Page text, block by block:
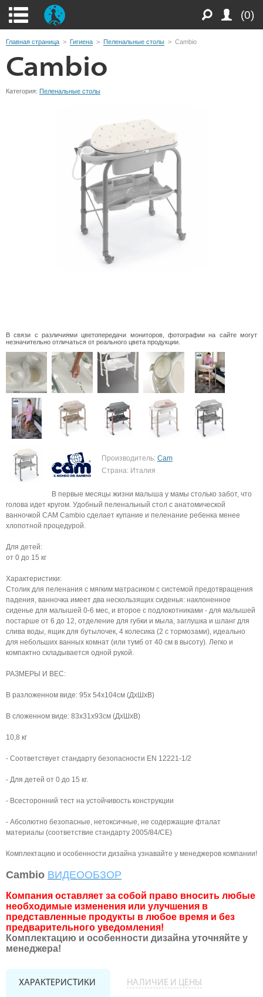
(0)
Главная страница > Гигиена > Пеленальные столы > Cambio
Cambio
Категория: Пеленальные столы
В связи с различиями цветопередачи мониторов, фотографии на сайте могут
незначительно отличаться от реального цвета продукции.
Производитель: Cam
Страна: Италия
В первые месяцы жизни малыша у мамы столько забот, что
голова идет кругом. Удобный пеленальный стол с анатомической
ванночкой CAM Cambio сделает купание и пеленание ребенка менее
хлопотной процедурой.
Для детей:
от 0 до 15 кг
Характеристики:
Столик для пеленания с мягким матрасиком с системой предотвращения
падения, ванночка имеет два нескользящих сиденья: наклоненное
сиденье для малышей 0-6 мес, и второе с подлокотниками - для малышей
постарше от 6 до 12, отделение для губки и мыла, заглушка и шланг для
слива воды, ящик для бутылочек, 4 колесика (2 с тормозами), идеально
для небольших ванных комнат (или тумб от 40 см в высоту). Легко и
компактно складывается одной рукой.
РАЗМЕРЫ И ВЕС:
В разложенном виде: 95х 54х104см (ДхШхВ)
В сложенном виде: 83х31х93см (ДхШхВ)
10,8 кг
- Соответствует стандарту безопасности EN 12221-1/2
- Для детей от 0 до 15 кг.
- Всесторонний тест на устойчивость конструкции
- Абсолютно безопасные, нетоксичные, не содержащие фталат
материалы (соответствие стандарту 2005/84/CE)
Комплектацию и особенности дизайна узнавайте у менеджеров компании!
Cambio ВИДЕООБЗОР
Компания оставляет за собой право вносить любые
необходимые изменения или улучшения в
представленные продукты в любое время и без
предварительного уведомления!
Комплектацию и особенности дизайна уточняйте у
менеджера!
ХАРАКТЕРИСТИКИ НАЛИЧИЕ И ЦЕНЫ